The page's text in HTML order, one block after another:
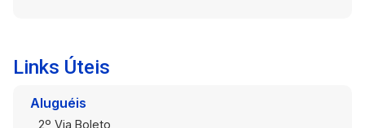
Links Úteis
Aluguéis
2º Via Boleto